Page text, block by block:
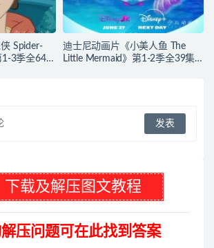
Spider-
3季全64集
片蜘蛛侠
迪士尼动画片《小美人鱼 The
Little Mermaid》第1-2季全39集
下载及解压图文教程
压问题可在此找到答案